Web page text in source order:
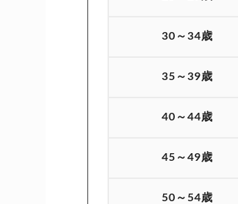
30～34歳
35～39歳
40～44歳
45～49歳
50～54歳